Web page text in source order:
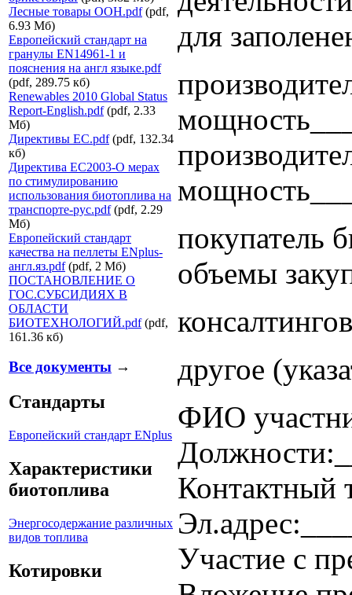
Лесные товары ООН.pdf(pdf,
6.93 Мб)
Европейский стандарт на
гранулы EN14961-1 и
пояснения на англ языке.pdf
(pdf, 289.75 кб)
Renewables 2010 Global Status
Report-English.pdf(pdf, 2.33
Мб)
Директивы ЕС.pdf(pdf, 132.34
кб)
Директива ЕС2003-О мерах
по стимулированию
использования биотоплива на
транспорте-рус.pdf(pdf, 2.29
Мб)
Европейский стандарт
качества на пеллеты ENplus-
англ.яз.pdf(pdf, 2 Мб)
ПОСТАНОВЛЕНИЕ О
ГОС.СУБСИДИЯХ В
ОБЛАСТИ
БИОТЕХНОЛОГИЙ.pdf(pdf,
161.36 кб)
Все документы →
Стандарты
Европейский стандарт ENplus
Характеристики
биотоплива
Энергосодержание различных
видов топлива
Котировки
для
покупатель
объемы
другое
ФИО
Контактный
Участие с